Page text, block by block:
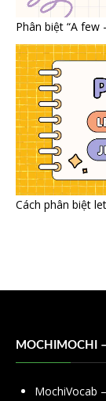
Phân biệt “A
Cách phân biệt
MOCHIMOCHI
MochiVocab